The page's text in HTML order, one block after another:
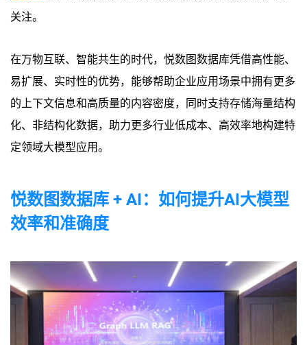
关注。
在万物互联、智能共生的时代，悦数图数据库凭借高性能、
易扩展、实时性的优势，能够帮助企业应用场景中拥有更多
的上下文信息和高质量的内容密度，同时支持存储海量结构
化、非结构化数据，助力更多行业低成本、高效率地构建特
定领域大模型应用。
悦数图数据库 + AI：如何提升AI大模型
效率和准确度